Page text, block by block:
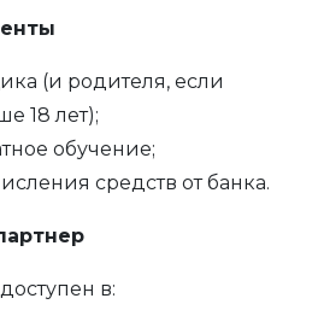
(и родителя, если
18 лет);
обучение;
средств от банка.
в: